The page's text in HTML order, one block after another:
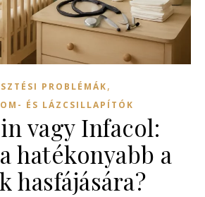
PROBLÉMÁK,
ÉS LÁZCSILLAPÍTÓK
vagy Infacol:
hatékonyabb a
hasfájására?